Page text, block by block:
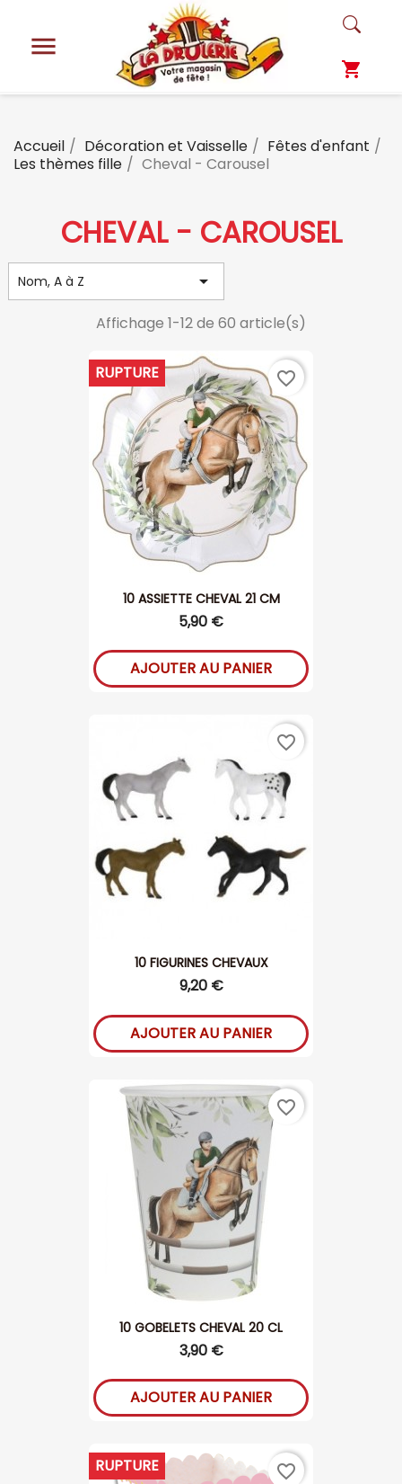

shopping_cart
Accueil Décoration et Vaisselle
Fêtes d'enfant
Les thèmes fille
Cheval - Carousel
CHEVAL - CAROUSEL
Nom, A à Z 
Affichage 1-12 de 60 article(s)
10 ASSIETTE CHEVAL 21 CM
5,90 €
RUPTURE
AJOUTER AU PANIER
favorite_border
10 FIGURINES CHEVAUX
9,20 €
AJOUTER AU PANIER
favorite_border
10 GOBELETS CHEVAL 20 CL
3,90 €
AJOUTER AU PANIER
favorite_border
RUPTURE favorite_border